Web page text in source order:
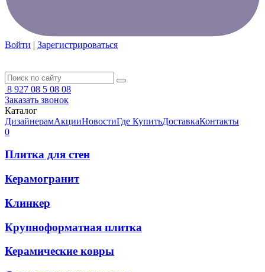
Войти | Зарегистрироваться
8 927 08 5 08 08
Заказать звонок
Каталог
ДизайнерамАкцииНовостиГде КупитьДоставкаКонтакты
0
Плитка для стен
Керамогранит
Клинкер
Крупноформатная плитка
Керамические ковры